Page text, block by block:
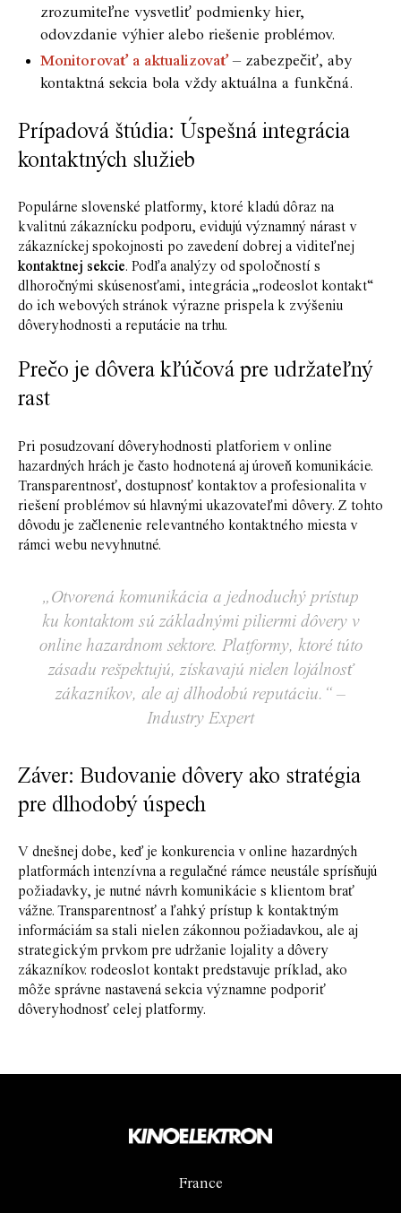
zrozumiteľne vysvetliť podmienky hier,
odovzdanie výhier alebo riešenie problémov.
Monitorovať a aktualizovať– zabezpečiť, aby
kontaktná sekcia bola vždy aktuálna a funkčná.
Prípadová štúdia: Úspešná integrácia
kontaktných služieb
Populárne slovenské platformy, ktoré kladú dôraz na
kvalitnú zákaznícku podporu, evidujú významný nárast v
zákazníckej spokojnosti po zavedení dobrej a viditeľnej
kontaktnej sekcie. Podľa analýzy od spoločností s
dlhoročnými skúsenosťami, integrácia „rodeoslot kontakt“
do ich webových stránok výrazne prispela k zvýšeniu
dôveryhodnosti a reputácie na trhu.
Prečo je dôvera kľúčová pre udržateľný
rast
Pri posudzovaní dôveryhodnosti platforiem v online
hazardných hrách je často hodnotená aj úroveň komunikácie.
Transparentnosť, dostupnosť kontaktov a profesionalita v
riešení problémov sú hlavnými ukazovateľmi dôvery. Z tohto
dôvodu je začlenenie relevantného kontaktného miesta v
rámci webu nevyhnutné.
„Otvorená komunikácia a jednoduchý prístup
ku kontaktom sú základnými piliermi dôvery v
online hazardnom sektore. Platformy, ktoré túto
zásadu rešpektujú, získavajú nielen lojálnosť
zákazníkov, ale aj dlhodobú reputáciu.“ –
Industry Expert
Záver: Budovanie dôvery ako stratégia
pre dlhodobý úspech
V dnešnej dobe, keď je konkurencia v online hazardných
platformách intenzívna a regulačné rámce neustále sprísňujú
požiadavky, je nutné návrh komunikácie s klientom brať
vážne. Transparentnosť a ľahký prístup k kontaktným
informáciám sa stali nielen zákonnou požiadavkou, ale aj
strategickým prvkom pre udržanie lojality a dôvery
zákazníkov. rodeoslot kontakt predstavuje príklad, ako
môže správne nastavená sekcia významne podporiť
dôveryhodnosť celej platformy.
France